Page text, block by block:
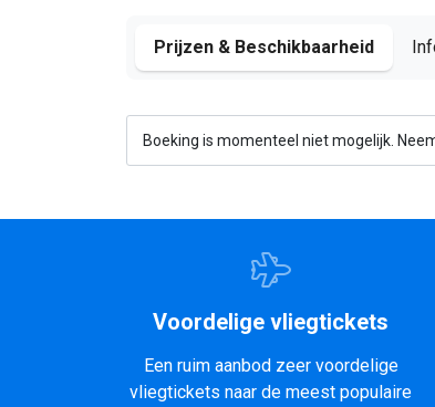
Prijzen & Beschikbaarheid
Boeking is momenteel niet mogelijk.
Voordelige vliegtickets
Een ruim aanbod zeer voordelige
vliegtickets naar de meest populaire